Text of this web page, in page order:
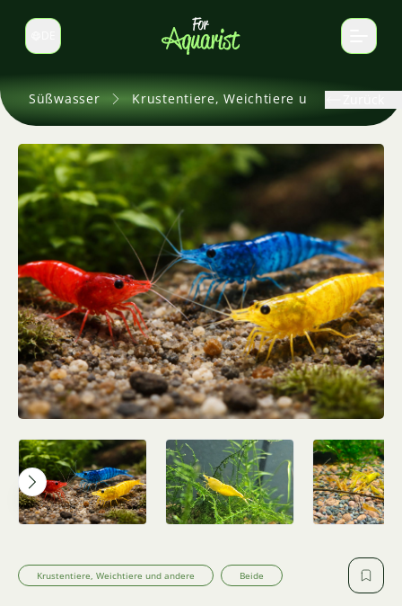
Sprache wechseln
Süßwasser Krustentiere, Weichtiere und andere
Krustentiere, Weichtiere und andere Beide